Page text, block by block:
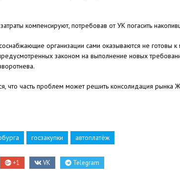
компенсируют, потребовав от УК погасить
организации сами оказываются не готовы
законом на выполнение новых
что часть проблем может решить консолидация рынка
госзакупки автоплатёж
+1 VK Telegram